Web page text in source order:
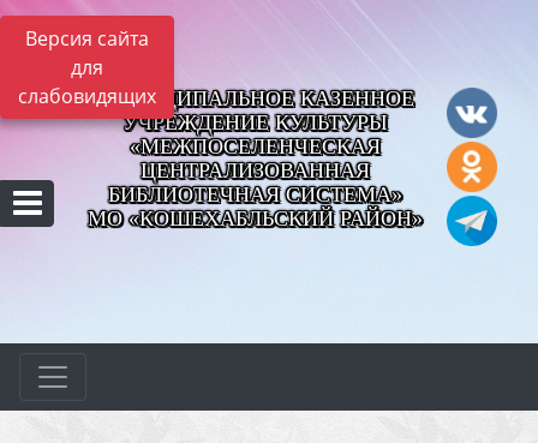
Версия сайта
для
слабовидящихМУНИЦИПАЛЬНОЕ КАЗЕННОЕ
УЧРЕЖДЕНИЕ КУЛЬТУРЫ
«МЕЖПОСЕЛЕНЧЕСКАЯ
ЦЕНТРАЛИЗОВАННАЯ
БИБЛИОТЕЧНАЯ СИСТЕМА»
МО «КОШЕХАБЛЬСКИЙ РАЙОН»